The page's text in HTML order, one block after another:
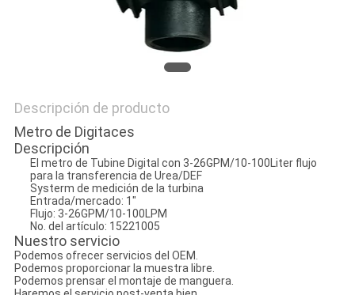
Descripción de producto
Metro de Digitaces
Descripción
El metro de Tubine Digital con 3-26GPM/10-100Liter flujo
para la transferencia de Urea/DEF
Systerm de medición de la turbina
Entrada/mercado: 1"
Flujo: 3-26GPM/10-100LPM
No. del artículo: 15221005
Nuestro servicio
Podemos ofrecer servicios del OEM.
Podemos proporcionar la muestra libre.
Podemos prensar el montaje de manguera.